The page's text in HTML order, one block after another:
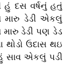
હું દસ વર્ષનું હતું
ડેડી એકલું
ડેડી પણ ડેડ
થોડો ઉદાસ થઇ
સાવ એકલું પડી